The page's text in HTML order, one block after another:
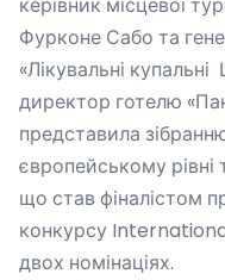
Фурконе Сабо та
«Лікувальні
директор готелю
представила
європейському
що став фіналістом
конкурсу
двох номінаціях.